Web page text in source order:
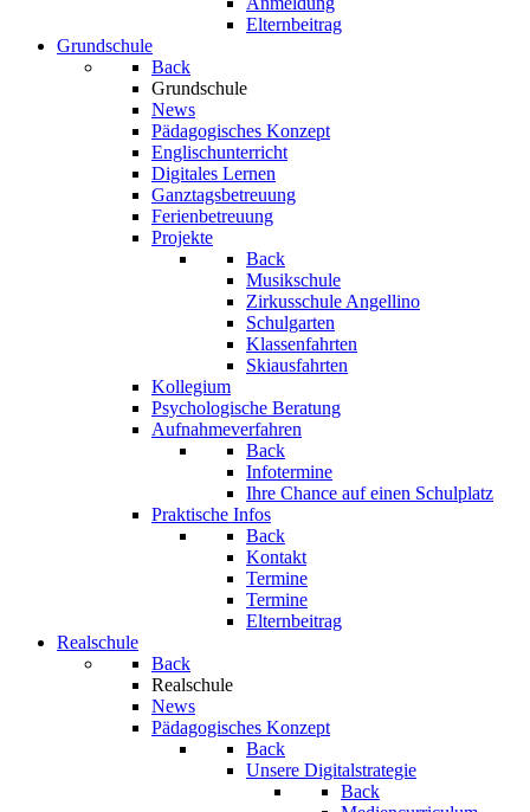
Elternbeitrag
Grundschule
Back
Grundschule
News
Pädagogisches Konzept
Englischunterricht
Digitales Lernen
Ganztagsbetreuung
Ferienbetreuung
Projekte
Back
Musikschule
Zirkusschule Angellino
Schulgarten
Klassenfahrten
Skiausfahrten
Kollegium
Psychologische Beratung
Aufnahmeverfahren
Back
Infotermine
Ihre Chance auf einen Schulplatz
Praktische Infos
Back
Kontakt
Termine
Termine
Elternbeitrag
Realschule
Back
Realschule
News
Pädagogisches Konzept
Back
Unsere Digitalstrategie
Back